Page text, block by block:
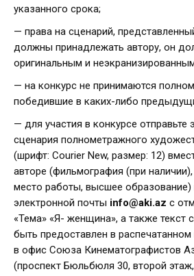
указанного срока;
— права на сценарий,
должны принадлежать автору, он
оригинальным и
— на конкурс не принимаются
победившие в каких-либо
— для участия в конкурсе
сценария полнометражного
(шрифт: Courier New, размер: 12)
авторе (фильмография (при
место работы, высшее образование)
электронной почты info@aki.az с
«Тема» «Я- женщина», а также текст
быть предоставлен ​​в
в офис Союза Кинематографистов
(проспект Бюльбюля 30, второй